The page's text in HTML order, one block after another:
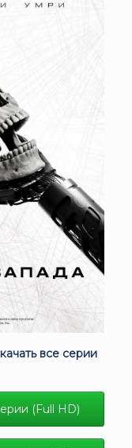
все серии
(Full HD)